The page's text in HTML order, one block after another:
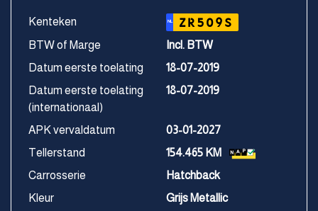
Kenteken NL ZR509S
BTW of Marge
Incl. BTW
Datum eerste toelating
18-07-2019
Datum eerste toelating
(internationaal)
18-07-2019
APK vervaldatum
03-01-2027
Tellerstand
154.465 KM
Carrosserie
Hatchback
Kleur
Grijs Metallic